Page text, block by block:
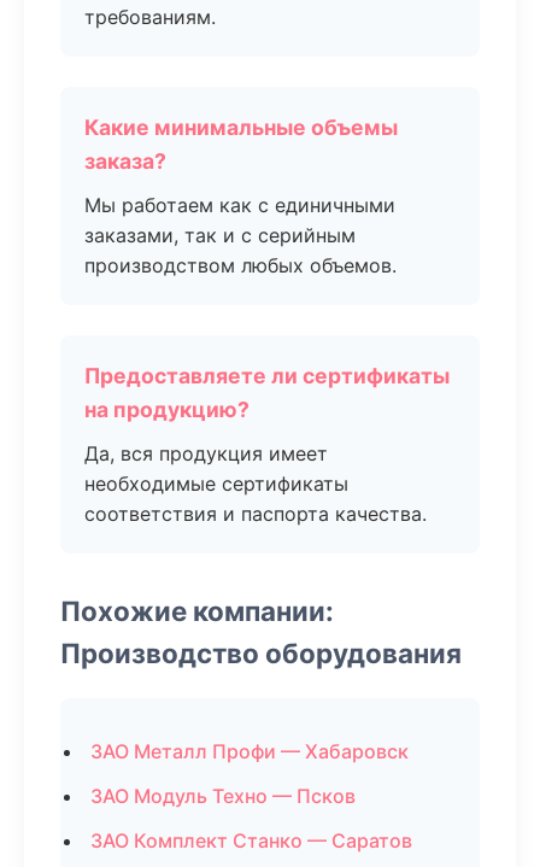
требованиям.
Какие минимальные объемы
заказа?
Мы работаем как с единичными
заказами, так и с серийным
производством любых объемов.
Предоставляете ли сертификаты
на продукцию?
Да, вся продукция имеет
необходимые сертификаты
соответствия и паспорта качества.
Похожие компании:
Производство оборудования
ЗАО Металл Профи — Хабаровск
ЗАО Модуль Техно — Псков
ЗАО Комплект Станко — Саратов